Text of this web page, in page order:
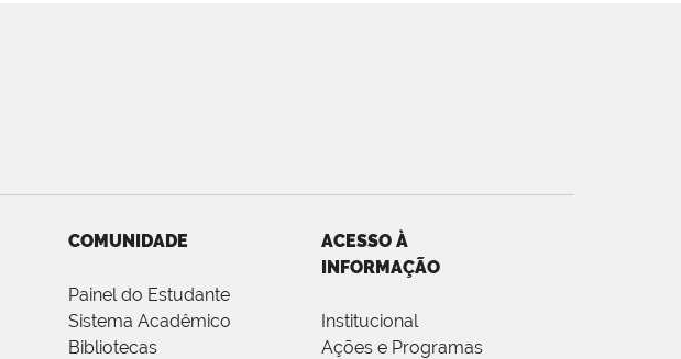
COMUNIDADE
Painel do Estudante
Sistema Acadêmico
Bibliotecas
ACESSO À
INFORMAÇÃO
Institucional
Ações e Programas